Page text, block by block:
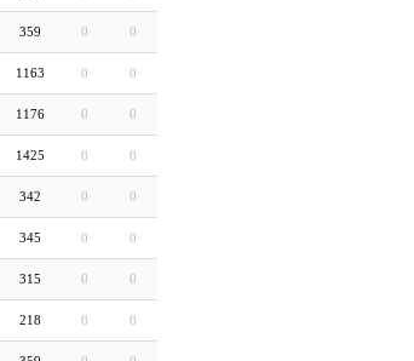
359 0 0
1163 0 0
1176 0 0
1425 0 0
342 0 0
345 0 0
315 0 0
218 0 0